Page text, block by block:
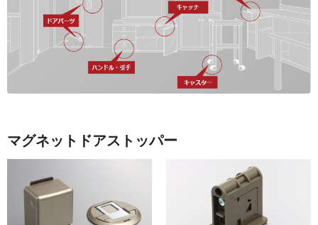
マグネットドアストッパー